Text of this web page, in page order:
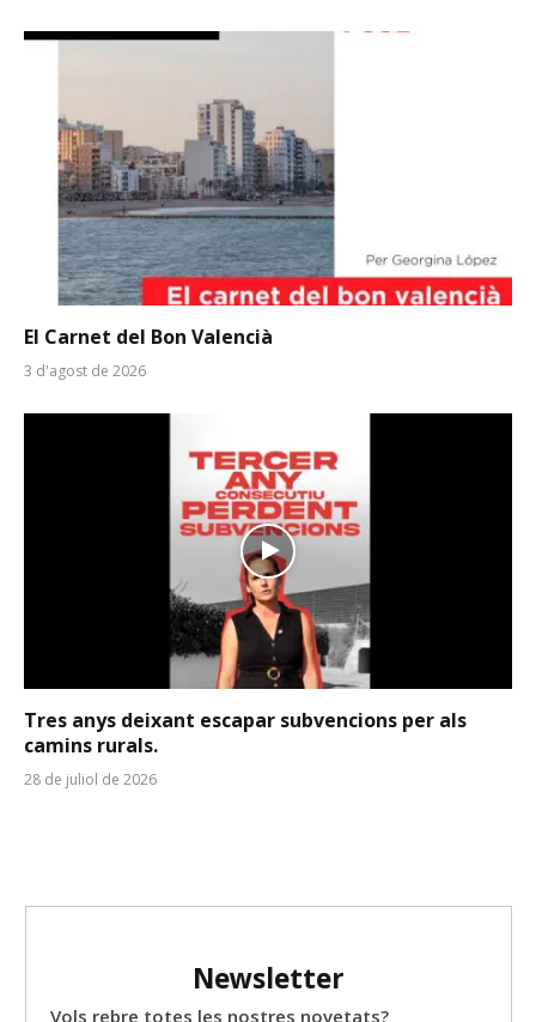
El Carnet del Bon Valencià
3 d'agost de 2026
Tres anys deixant escapar subvencions per als
camins rurals.
28 de juliol de 2026
Newsletter
Vols rebre totes les nostres novetats?